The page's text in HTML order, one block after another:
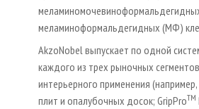
меламиноформальдегидных (МФ)
AkzoNobel выпускает по одной
каждого из трех рыночных
интерьерного применения
плит и опалубочных досок; GripProTM